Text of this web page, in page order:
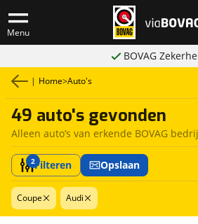
Menu
BOVAG
| Home>Auto's
49 auto's gevonden
Alleen auto’s van erkende BOVAG
2Filteren Opslaan
Coupe Audi